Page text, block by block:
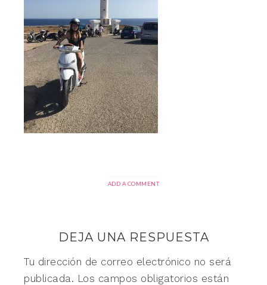
ADD A COMMENT
DEJA UNA RESPUESTA
Tu dirección de correo electrónico no será
publicada. Los campos obligatorios están